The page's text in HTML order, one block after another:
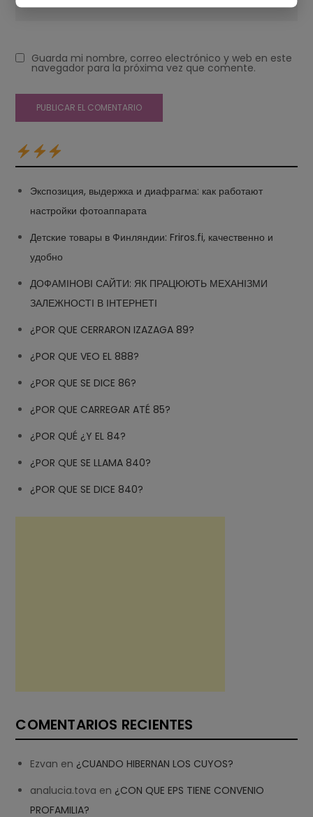
Guarda mi nombre, correo electrónico y web en este
navegador para la próxima vez que comente.
Экспозиция, выдержка и диафрагма: как работают
настройки фотоаппарата
Детские товары в Финляндии: Friros.fi, качественно и
удобно
ДОФАМІНОВІ САЙТИ: ЯК ПРАЦЮЮТЬ МЕХАНІЗМИ
ЗАЛЕЖНОСТІ В ІНТЕРНЕТІ
¿POR QUE CERRARON IZAZAGA 89?
¿POR QUE VEO EL 888?
¿POR QUE SE DICE 86?
¿POR QUE CARREGAR ATÉ 85?
¿POR QUÉ ¿Y EL 84?
¿POR QUE SE LLAMA 840?
¿POR QUE SE DICE 840?
COMENTARIOS RECIENTES
Ezvan en ¿CUANDO HIBERNAN LOS CUYOS?
analucia.tova en ¿CON QUE EPS TIENE CONVENIO
PROFAMILIA?